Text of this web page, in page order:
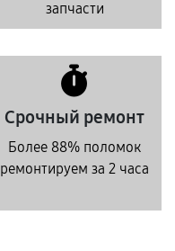
запчасти
Срочный ремонт
Более 88% поломок
ремонтируем за 2 часа